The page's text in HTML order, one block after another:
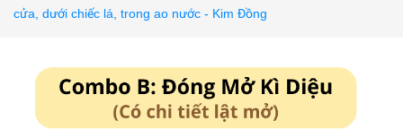
cửa, dưới chiếc lá, trong ao nước - Kim Đồng